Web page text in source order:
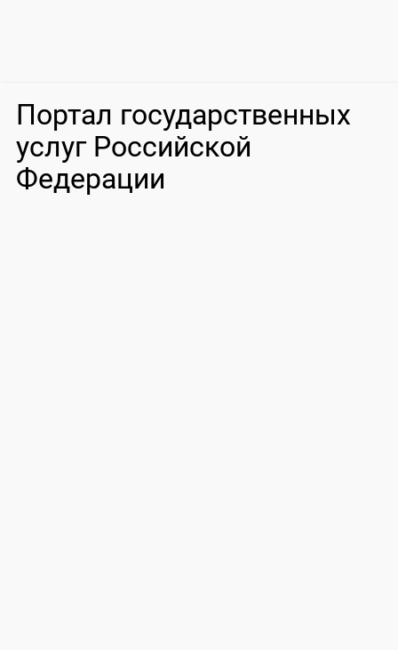
Портал государственных
услуг Российской
Федерации